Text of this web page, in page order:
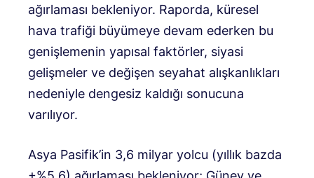
ağırlaması bekleniyor. Raporda, küresel
hava trafiği büyümeye devam ederken bu
genişlemenin yapısal faktörler, siyasi
gelişmeler ve değişen seyahat alışkanlıkları
nedeniyle dengesiz kaldığı sonucuna
varılıyor.
Asya Pasifik’in 3,6 milyar yolcu (yıllık bazda